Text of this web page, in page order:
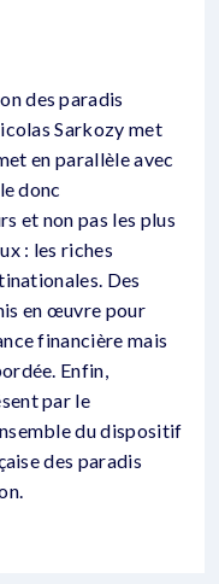
des paradis
Sarkozy met
en parallèle avec
donc
et non pas les plus
: les riches
Des
en œuvre pour
financière mais
Enfin,
par le
du dispositif
des paradis